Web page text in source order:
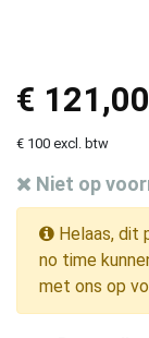
€ 121,00
€ 100 excl. btw
Niet op
Helaas, dit
no time
met ons op